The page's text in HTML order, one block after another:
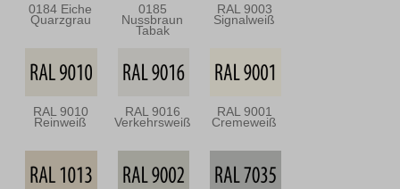
0184 Eiche
Quarzgrau
0185
Nussbraun
Tabak
RAL 9003
Signalweiß
RAL 9010
Reinweiß
RAL 9016
Verkehrsweiß
RAL 9001
Cremeweiß